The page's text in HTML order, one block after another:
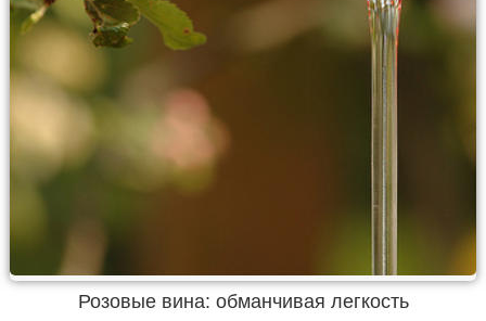
Розовые вина: обманчивая легкость